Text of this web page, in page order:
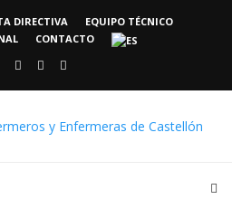
DIRECTIVA
EQUIPO TÉCNICO
CONTACTO